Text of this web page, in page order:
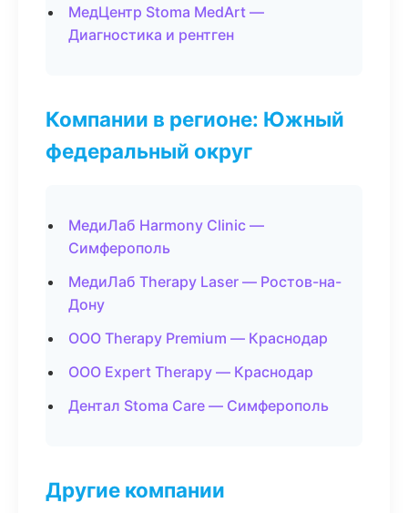
МедЦентр Stoma MedArt —
Диагностика и рентген
Компании в регионе: Южный
федеральный округ
МедиЛаб Harmony Clinic —
Симферополь
МедиЛаб Therapy Laser — Ростов-на-
Дону
ООО Therapy Premium — Краснодар
ООО Expert Therapy — Краснодар
Дентал Stoma Care — Симферополь
Другие компании